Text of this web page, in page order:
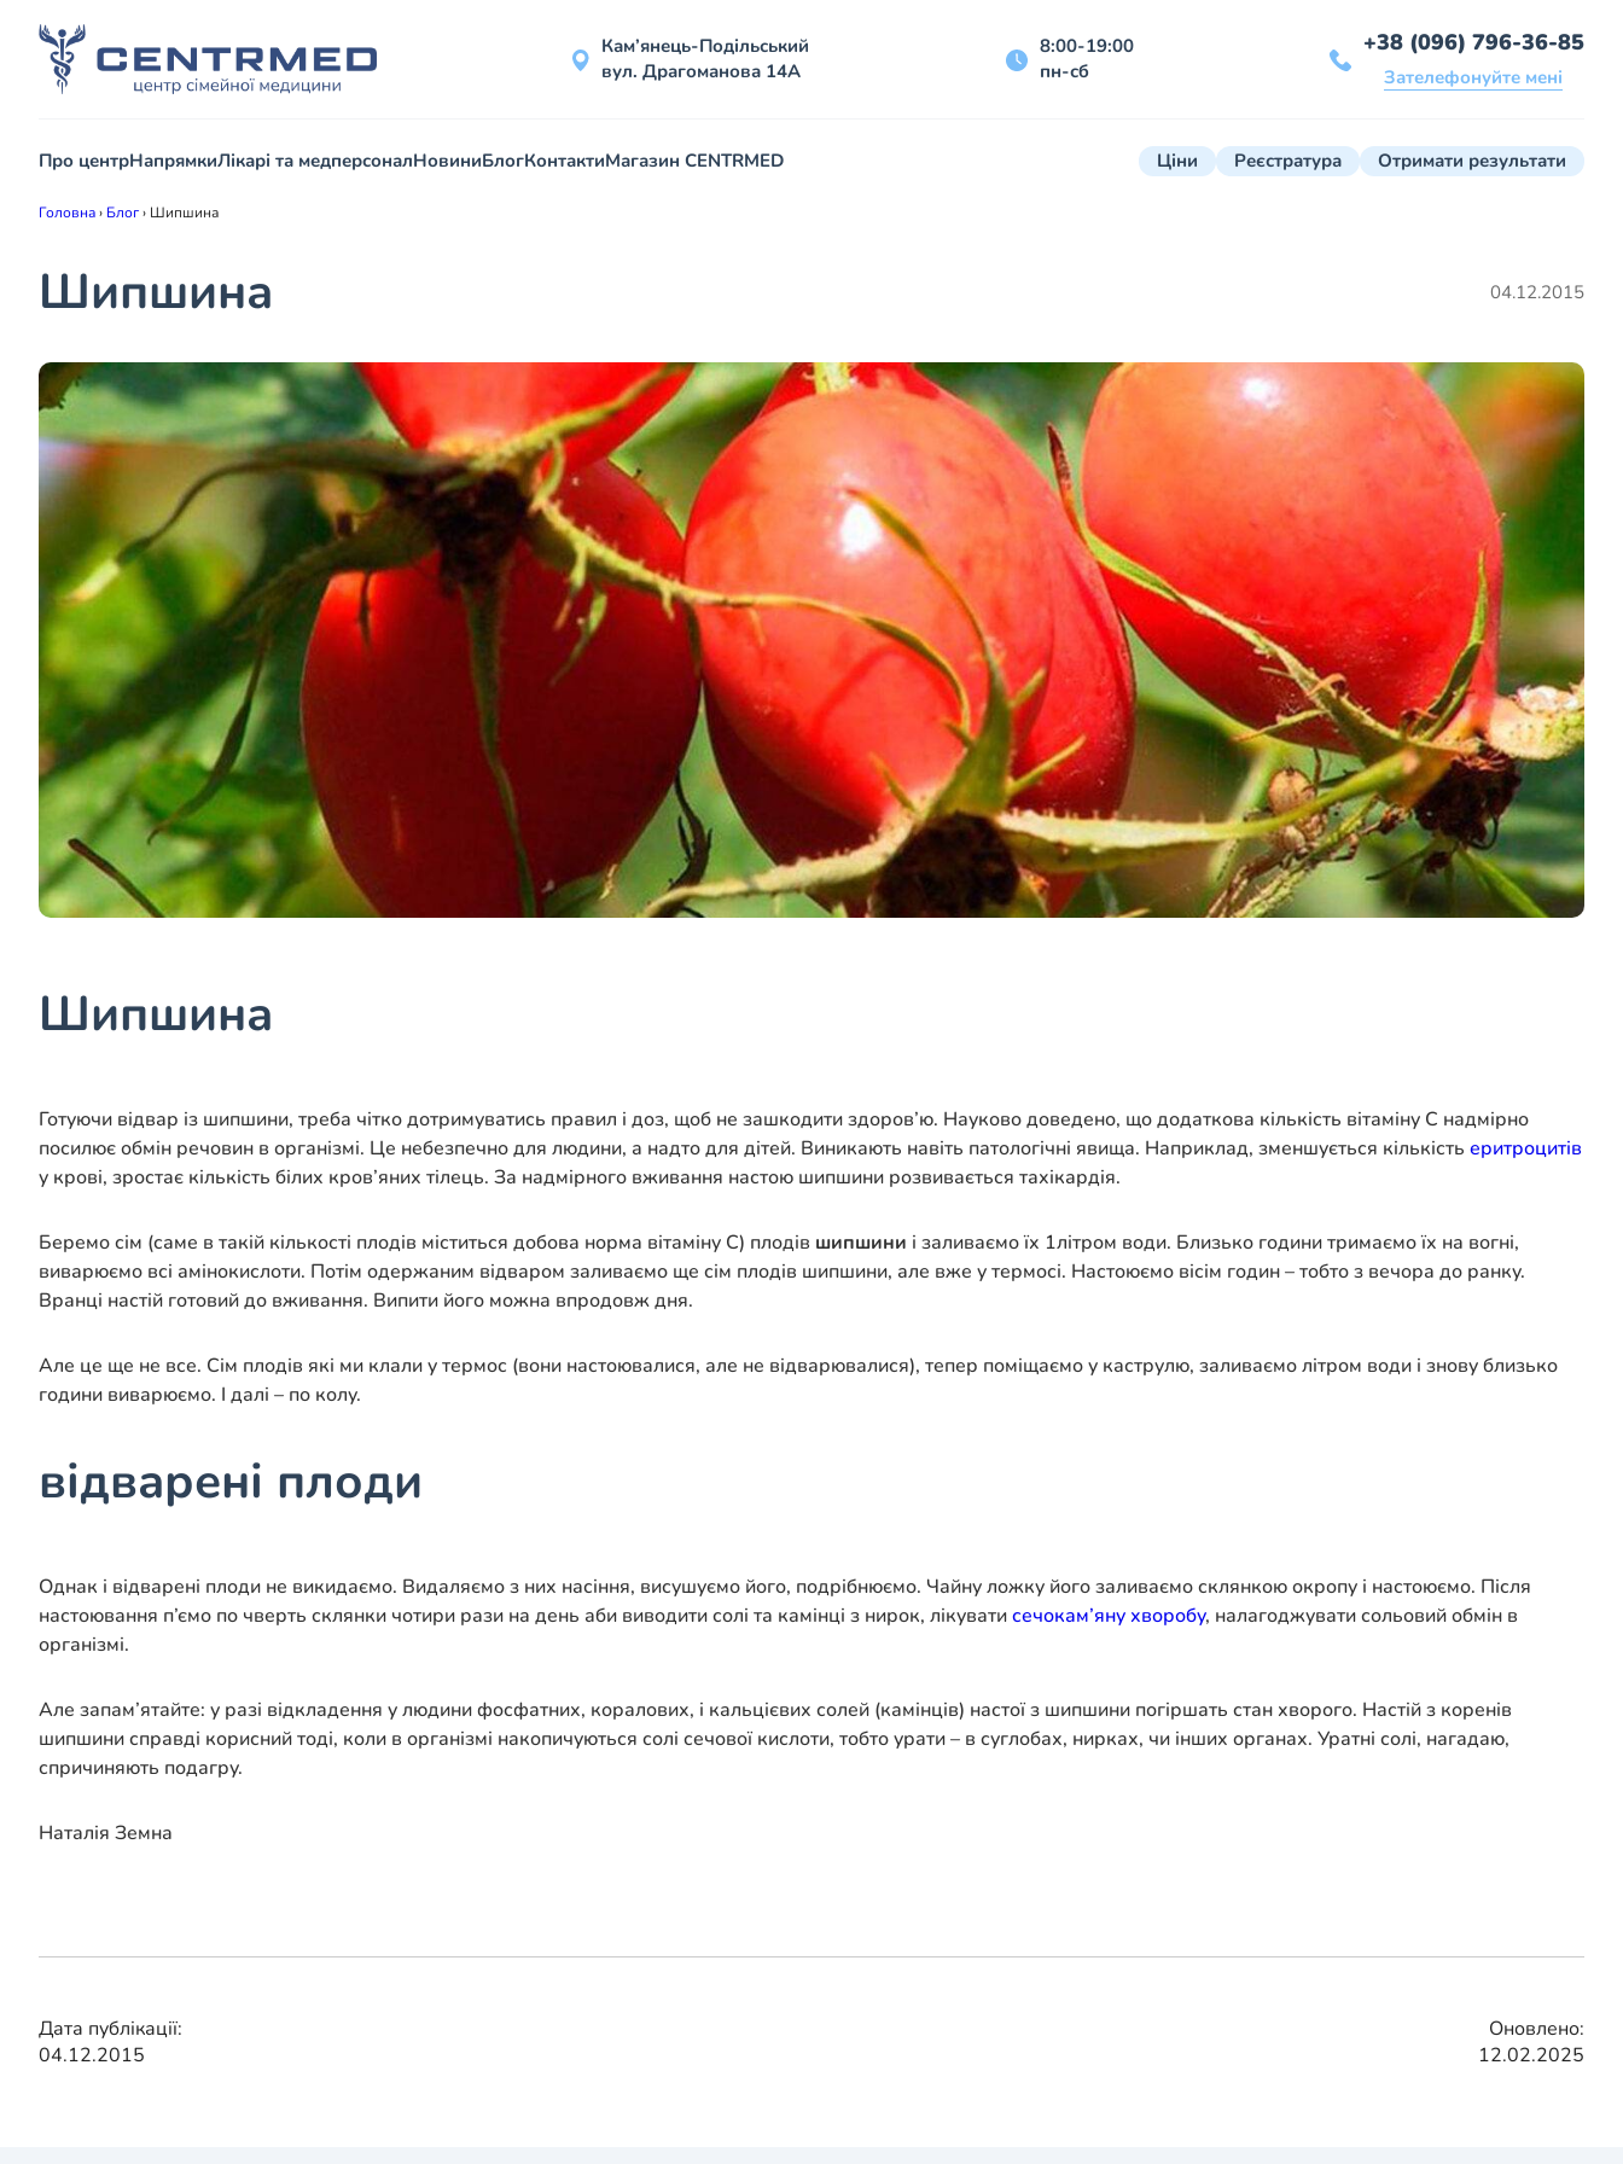
Кам’янець-Подільський
вул. Драгоманова 14А
8:00-19:00
пн-сб
+38 (096) 796-36-85
Зателефонуйте мені
Про центрНапрямкиЛікарі та медперсоналНовиниБлогКонтактиМагазин CENTRMED Ціни Реєстратура Отримати результати
Головна› Блог› Шипшина
Шипшина 04.12.2015
Шипшина
Готуючи відвар із шипшини, треба чітко дотримуватись правил і доз, щоб не зашкодити здоров’ю. Науково доведено, що додаткова кількість вітаміну С надмірно
посилює обмін речовин в організмі. Це небезпечно для людини, а надто для дітей. Виникають навіть патологічні явища. Наприклад, зменшується кількість еритроцитів
у крові, зростає кількість білих кров’яних тілець. За надмірного вживання настою шипшини розвивається тахікардія.
Беремо сім (саме в такій кількості плодів міститься добова норма вітаміну С) плодів шипшини і заливаємо їх 1літром води. Близько години тримаємо їх на вогні,
виварюємо всі амінокислоти. Потім одержаним відваром заливаємо ще сім плодів шипшини, але вже у термосі. Настоюємо вісім годин – тобто з вечора до ранку.
Вранці настій готовий до вживання. Випити його можна впродовж дня.
Але це ще не все. Сім плодів які ми клали у термос (вони настоювалися, але не відварювалися), тепер поміщаємо у каструлю, заливаємо літром води і знову близько
години виварюємо. І далі – по колу.
відварені плоди
Однак і відварені плоди не викидаємо. Видаляємо з них насіння, висушуємо його, подрібнюємо. Чайну ложку його заливаємо склянкою окропу і настоюємо. Після
настоювання п’ємо по чверть склянки чотири рази на день аби виводити солі та камінці з нирок, лікуватисечокам’яну хворобу, налагоджувати сольовий обмін в
організмі.
Але запам’ятайте: у разі відкладення у людини фосфатних, коралових, і кальцієвих солей (камінців) настої з шипшини погіршать стан хворого. Настій з коренів
шипшини справді корисний тоді, коли в організмі накопичуються солі сечової кислоти, тобто урати – в суглобах, нирках, чи інших органах. Уратні солі, нагадаю,
спричиняють подагру.
Наталія Земна
Дата публікації:
04.12.2015
Оновлено:
12.02.2025